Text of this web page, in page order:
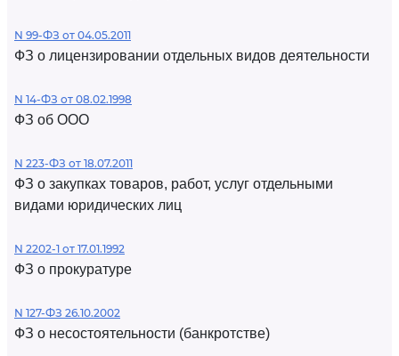
N 99-ФЗ от 04.05.2011
ФЗ о лицензировании отдельных видов деятельности
N 14-ФЗ от 08.02.1998
ФЗ об ООО
N 223-ФЗ от 18.07.2011
ФЗ о закупках товаров, работ, услуг отдельными
видами юридических лиц
N 2202-1 от 17.01.1992
ФЗ о прокуратуре
N 127-ФЗ 26.10.2002
ФЗ о несостоятельности (банкротстве)